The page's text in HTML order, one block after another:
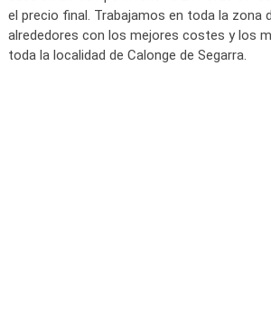
el precio final. Trabajamos en toda la zona
alrededores con los mejores costes y los
toda la localidad de Calonge de Segarra.